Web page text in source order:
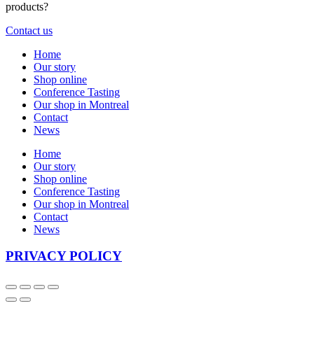
products?
Contact us
Home
Our story
Shop online
Conference Tasting
Our shop in Montreal
Contact
News
Home
Our story
Shop online
Conference Tasting
Our shop in Montreal
Contact
News
PRIVACY POLICY